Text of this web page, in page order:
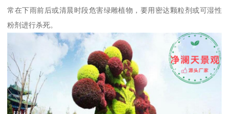
常在下雨前后或清晨时段危害绿雕植物，要用密达颗粒剂或可湿性
粉剂进行杀死。